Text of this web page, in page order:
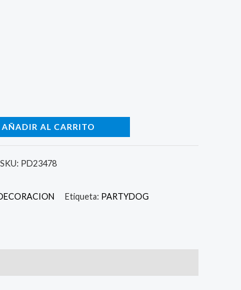
AÑADIR AL CARRITO
SKU: PD23478
Etiqueta: PARTYDOG